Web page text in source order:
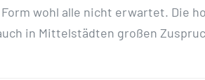
wohl alle nicht erwartet. Die
in Mittelstädten großen